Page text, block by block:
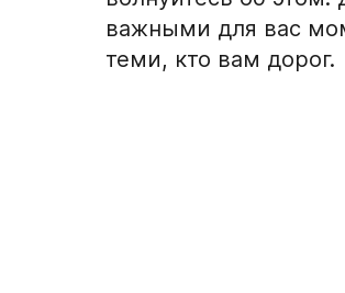
важными для вас
теми, кто вам дорог.